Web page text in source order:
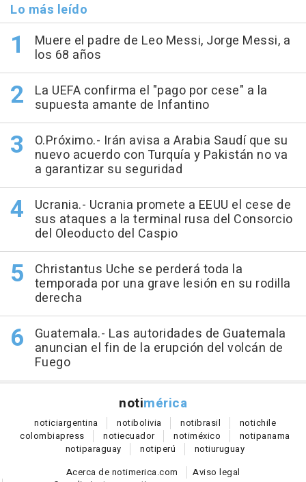
Lo más leído
Muere el padre de Leo Messi, Jorge Messi, a
los 68 años
La UEFA confirma el "pago por cese" a la
supuesta amante de Infantino
O.Próximo.- Irán avisa a Arabia Saudí que su
nuevo acuerdo con Turquía y Pakistán no va
a garantizar su seguridad
Ucrania.- Ucrania promete a EEUU el cese de
sus ataques a la terminal rusa del Consorcio
del Oleoducto del Caspio
Christantus Uche se perderá toda la
temporada por una grave lesión en su rodilla
derecha
Guatemala.- Las autoridades de Guatemala
anuncian el fin de la erupción del volcán de
Fuego
notimérica
noticiargentina notibolivia notibrasil notichile
colombiapress notiecuador notiméxico notipanama
notiparaguay notiperú notiuruguay
Acerca de notimerica.com
Aviso legal